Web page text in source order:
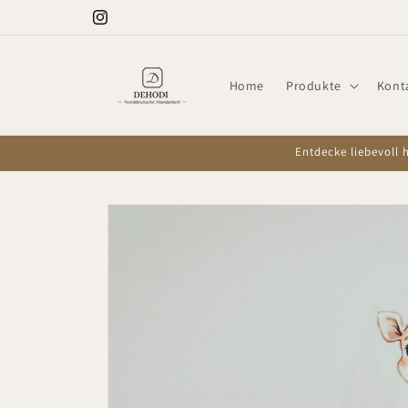
Instagram
Home Produkte
Entdecke liebevoll
Zu